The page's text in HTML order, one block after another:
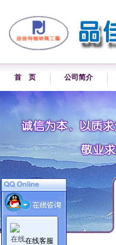
首 页 公司简介
新闻动态
在线客服